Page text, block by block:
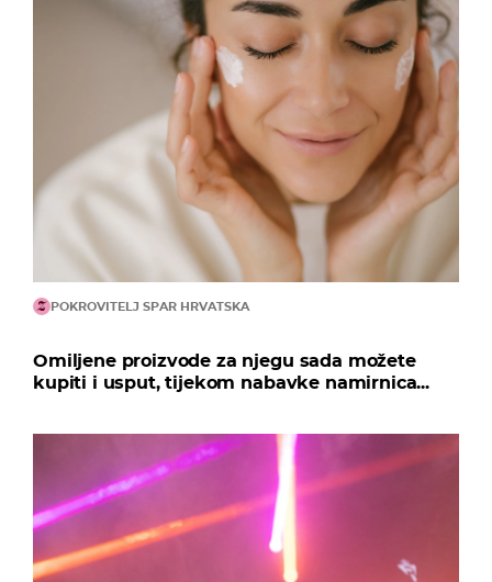
POKROVITELJ SPAR HRVATSKA
Omiljene proizvode za njegu sada možete
kupiti i usput, tijekom nabavke namirnica...